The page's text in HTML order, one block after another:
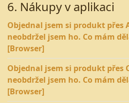
6. Nákupy v aplikaci
Objednal jsem si produkt přes
neobdržel jsem ho. Co mám
[Browser]
Objednal jsem si produkt přes
neobdržel jsem ho. Co mám
[Browser]